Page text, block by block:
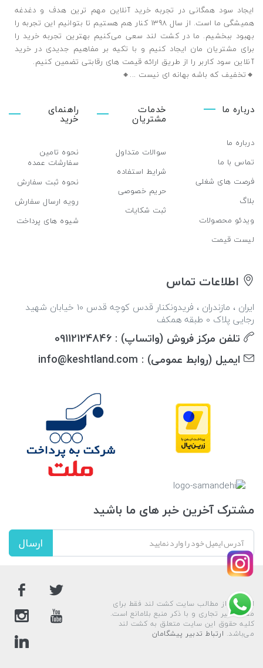
ایجاد سود همگانی در تجربه خرید آنلاین مهم ترین هدف و دغدغه
همیشگی ما است. از سال 1398 کنار هم هستیم تا بتوانیم این تجربه را
بهبود ببخشیم. ما در کشت لند سعی می‌کنیم بهترین تجربه خرید را
برای مشتریان مان ایجاد کنیم و با تکیه بر مفاهیم جدیدی در خرید
آنلاین سود کاربر را از طریق ارائه قیمت های رقابتی تضمین ‌کنیم.
🔸تخفیف که باشه بهانه ای نیست ...🔸️
درباره ما
درباره ما
تماس با ما
فرصت های شغلی
بلاگ
ویدئو محصولات
لیست قیمت
خدمات
مشتریان
سوالات متداول
شرایط استفاده
حریم خصوصی
ثبت شکایات
راهنمای
خرید
نحوه تامین
سفارشات عمده
نحوه ثبت سفارش
رویه ارسال سفارش
شیوه های پرداخت
اطلاعات تماس
ایران ، مازندران ، فریدونکنار قدس کوچه قدس 10 خیابان شهید
رجایی پلاک 0 طبقه همکف
تلفن مرکز فروش (واتساپ) : 09112124846
ایمیل (روابط عمومی) : info@keshtland.com
مشترک آخرین خبر های ما باشید
ارسال
استفاده از مطالب سایت کشت لند فقط برای
مقاصد غیر تجاری و با ذکر منبع بلامانع است.
کليه حقوق اين سايت متعلق به کشت لند
می‌باشد. ارتباط تدبیر پیشگامان